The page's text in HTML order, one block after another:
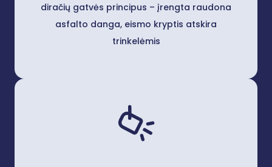
diračių gatvės principus – įrengta raudona
asfalto danga, eismo kryptis atskira
trinkelėmis​